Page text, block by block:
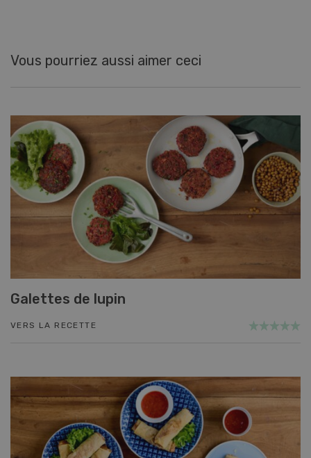
Vous pourriez aussi aimer ceci
Galettes de lupin
VERS LA RECETTE